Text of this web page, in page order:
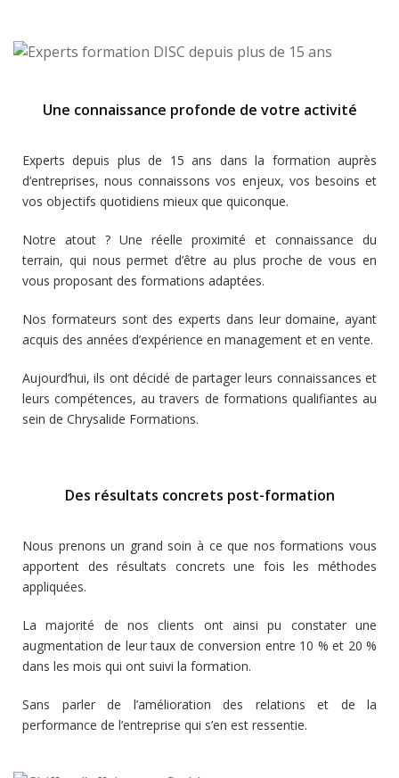
Une connaissance profonde de votre activité
Experts depuis plus de 15 ans dans la formation auprès
d’entreprises, nous connaissons vos enjeux, vos besoins et
vos objectifs quotidiens mieux que quiconque.
Notre atout ? Une réelle proximité et connaissance du
terrain, qui nous permet d’être au plus proche de vous en
vous proposant des formations adaptées.
Nos formateurs sont des experts dans leur domaine, ayant
acquis des années d’expérience en management et en vente.
Aujourd’hui, ils ont décidé de partager leurs connaissances et
leurs compétences, au travers de formations qualifiantes au
sein de Chrysalide Formations.
Des résultats concrets post-formation
Nous prenons un grand soin à ce que nos formations vous
apportent des résultats concrets une fois les méthodes
appliquées.
La majorité de nos clients ont ainsi pu constater une
augmentation de leur taux de conversion entre 10 % et 20 %
dans les mois qui ont suivi la formation.
Sans parler de l’amélioration des relations et de la
performance de l’entreprise qui s’en est ressentie.